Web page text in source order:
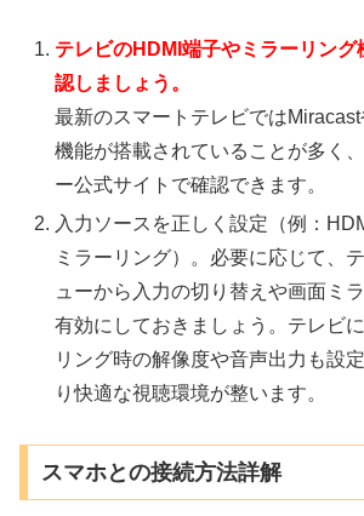
テレビのHDMI端子やミラーリング
認しましょう。
最新のスマートテレビでは
機能が搭載されていることが多く
ー公式サイトで確認できます。
入力ソースを正しく設定（例：
ミラーリング）。必要に応じて、
ューから入力の切り替えや画面ミ
有効にしておきましょう。テレビ
リング時の解像度や音声出力も設
り快適な視聴環境が整います。
スマホとの接続方法詳解